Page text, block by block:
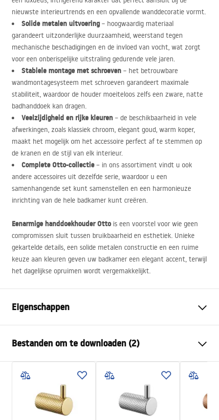
nieuwste interieurtrends en een opvallende wanddecoratie vormt.
Solide metalen uitvoering– hoogwaardig materiaal
garandeert uitzonderlijke duurzaamheid, weerstand tegen
mechanische beschadigingen en de invloed van vocht, wat zorgt
voor een onberispelijke uitstraling gedurende vele jaren.
Stabiele montage met schroeven – het betrouwbare
wandmontagesysteem met schroeven garandeert maximale
stabiliteit, waardoor de houder moeiteloos zelfs een zware, natte
badhanddoek kan dragen.
Veelzijdigheid en rijke kleuren – de beschikbaarheid in vele
afwerkingen, zoals klassiek chroom, elegant goud, warm koper,
maakt het mogelijk om het accessoire perfect af te stemmen op
de kranen en de stijl van elk interieur.
Complete Otto-collectie – in ons assortiment vindt u ook
andere accessoires uit dezelfde serie, waardoor u een
samenhangende set kunt samenstellen en een harmonieuze
inrichting van de hele badkamer kunt creëren.
Eenarmige handdoekhouder Ottois een voorstel voor wie geen
compromissen sluit tussen bruikbaarheid en esthetiek. Unieke
gekartelde details, een solide metalen constructie en een ruime
keuze aan kleuren geven uw badkamer een elegant accent, terwijl
het dagelijkse opruimen wordt vergemakkelijkt.
Eigenschappen
Materiaal
Metaal
Montagewijze
Geschroefd
Breedte
595
Hoogte
23mm
68mm
Bestanden om te downloaden (2)
Garantievoorwaarden
Warranty_Terms_and_Conditions_Accessories_-_24.pdf